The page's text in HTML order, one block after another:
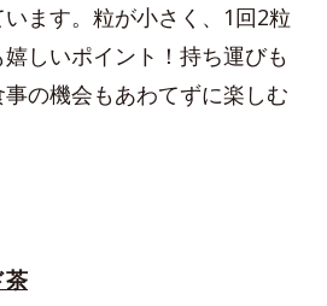
ます。粒が小さく、1回2粒
嬉しいポイント！持ち運びも
の機会もあわてずに楽しむ
茶